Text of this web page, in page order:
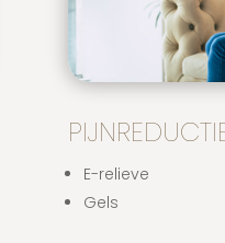
E-relieve
Gels